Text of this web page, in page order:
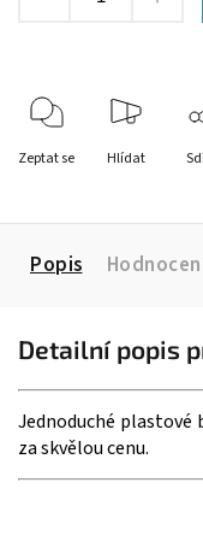
Zeptat se Hlídat
Popis
Detailní popis
Jednoduché
za skvělou cenu.